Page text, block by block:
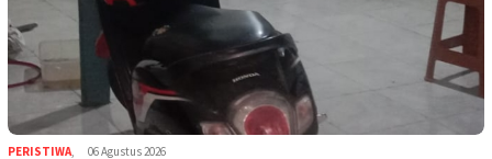
PERISTIWA 06 Agustus 2026